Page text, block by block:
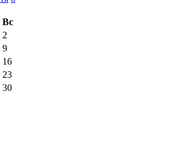
Вс
2
9
16
23
30